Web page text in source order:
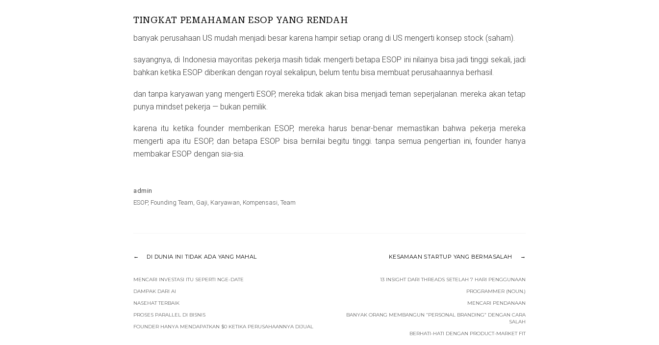
TINGKAT PEMAHAMAN ESOP YANG RENDAH
banyak perusahaan US mudah menjadi besar karena hampir setiap orang di US mengerti konsep stock (saham).
sayangnya, di Indonesia mayoritas pekerja masih tidak mengerti betapa ESOP ini nilainya bisa jadi tinggi sekali, jadi
bahkan ketika ESOP diberikan dengan royal sekalipun, belum tentu bisa membuat perusahaannya berhasil.
dan tanpa karyawan yang mengerti ESOP, mereka tidak akan bisa menjadi teman seperjalanan. mereka akan tetap
punya mindset pekerja — bukan pemilik.
karena itu ketika founder memberikan ESOP, mereka harus benar-benar memastikan bahwa pekerja mereka
mengerti apa itu ESOP, dan betapa ESOP bisa bernilai begitu tinggi. tanpa semua pengertian ini, founder hanya
membakar ESOP dengan sia-sia.
admin
ESOP, Founding Team Gaji Karyawan Kompensasi Team
DI DUNIA INI TIDAK ADA YANG MAHAL KESAMAAN STARTUP YANG BERMASALAH
MENCARI INVESTASI ITU SEPERTI NGE-DATE
DAMPAK DARI AI
NASEHAT TERBAIK
PROSES PARALLEL DI BISNIS
FOUNDER HANYA MENDAPATKAN $0 KETIKA PERUSAHAANNYA DIJUAL
13 INSIGHT DARI THREADS SETELAH 7 HARI PENGGUNAAN
PROGRAMMER (NOUN.)
MENCARI PENDANAAN
BANYAK ORANG MEMBANGUN “PERSONAL BRANDING” DENGAN CARA
SALAH
BERHATI-HATI DENGAN PRODUCT-MARKET FIT